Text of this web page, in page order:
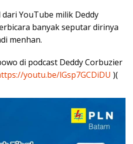
YouTube milik Deddy
banyak seputar dirinya
menhan.
di podcast Deddy Corbuzier
youtu.be/lGsp7GCDiDU )(